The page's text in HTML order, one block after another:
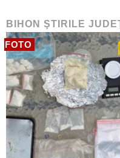
BIHON ŞTIRILE
FOTO